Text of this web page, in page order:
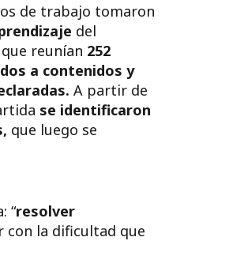
de trabajo tomaron
del
reunían 252
a contenidos y
A partir de
se identificaron
que luego se
“resolver
con la dificultad que